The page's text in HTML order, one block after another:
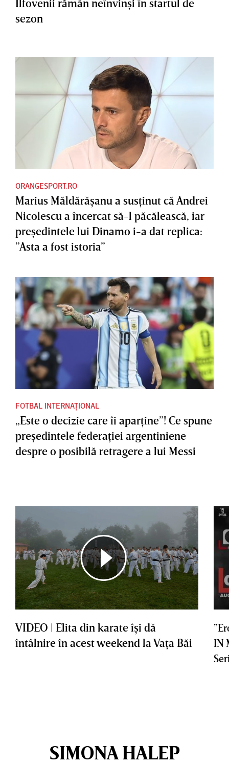
Ilfovenii rămân neînvinşi în startul de
sezon
ORANGESPORT.RO
Marius Măldărăşanu a susţinut că Andrei
Nicolescu a încercat să-l păcălească, iar
preşedintele lui Dinamo i-a dat replica:
”Asta a fost istoria”
FOTBAL INTERNAȚIONAL
„Este o decizie care îi aparţine”! Ce spune
preşedintele federaţiei argentiniene
despre o posibilă retragere a lui Messi
VIDEO | Elita din karate îşi dă
întâlnire în acest weekend la Vaţa Băi
IN
SIMONA HALEP